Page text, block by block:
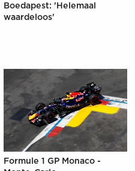
Boedapest: 'Helemaal
waardeloos'
Formule 1 GP Monaco -